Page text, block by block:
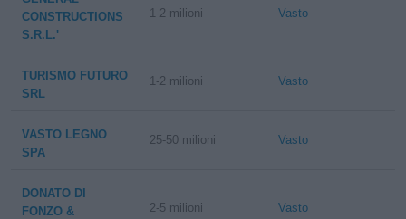
CONSTRUCTIONS
S.R.L.'
1-2 milioni Vasto
TURISMO FUTURO
SRL
1-2 milioni Vasto
VASTO LEGNO
SPA
25-50 milioni Vasto
DONATO DI
FONZO &
2-5 milioni Vasto